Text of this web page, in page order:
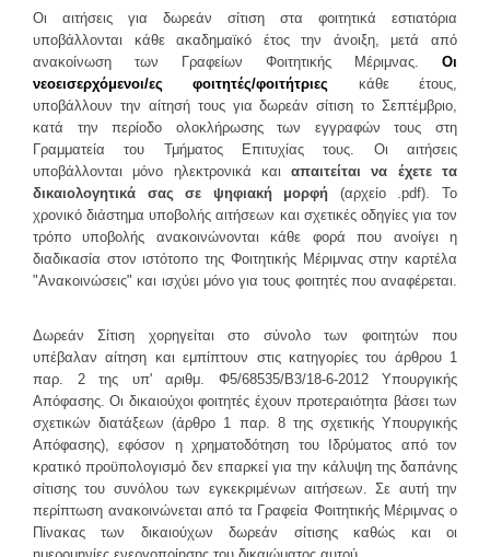
Συνήγορος του φοιτητή
Απασχόληση & Σταδιοδρομία
Διάφορα χρήσιμα
Φωτογραφικό Λεύκωμα
ΑΝΑΚΟΙΝΩΣΕΙΣ
ΕΠΙΚΟΙΝΩΝΊΑ
Προσωπικό
Φοιτητική Μέριμνα Ρεθύμνου
Συχνές Ερωτήσεις
Προτάσεις - Βελτιώσεις - Σκέψεις - Παράπονα
ΠΛΗΡΟΦΟΡΊΕΣ
Οι αιτήσεις για δωρεάν σίτιση στα φοιτητικά εστιατόρια
υποβάλλονται κάθε ακαδημαϊκό έτος την άνοιξη, μετά από
ανακοίνωση των Γραφείων Φοιτητικής Μέριμνας. Οι
νεοεισερχόμενοι/ες φοιτητές/φοιτήτριες κάθε έτους,
υποβάλλουν την αίτησή τους για δωρεάν σίτιση το Σεπτέμβριο,
κατά την περίοδο ολοκλήρωσης των εγγραφών τους στη
Γραμματεία του Τμήματος Επιτυχίας τους. Οι αιτήσεις
υποβάλλονται μόνο ηλεκτρονικά καιαπαιτείται να έχετε τα
δικαιολογητικά σας σε ψηφιακή μορφή (αρχείο .pdf). Το
χρονικό διάστημα υποβολής αιτήσεων και σχετικές οδηγίες για τον
τρόπο υποβολής ανακοινώνονται κάθε φορά που ανοίγει η
διαδικασία στον ιστότοπο της Φοιτητικής Μέριμνας στην καρτέλα
"Ανακοινώσεις" και ισχύει μόνο για τους φοιτητές που αναφέρεται.
Δωρεάν Σίτιση χορηγείται στο σύνολοτων φοιτητών που
υπέβαλαν αίτηση και εμπίπτουν στις κατηγορίες του άρθρου 1
παρ. 2 της υπ' αριθμ. Φ5/68535/Β3/18-6-2012 Υπουργικής
Απόφασης. Οι δικαιούχοι φοιτητές έχουν προτεραιότητα βάσει των
σχετικών διατάξεων (άρθρο 1 παρ. 8 της σχετικής Υπουργικής
Απόφασης), εφόσον η χρηματοδότηση του Ιδρύματος από τον
κρατικό προϋπολογισμό δεν επαρκεί για την κάλυψη της δαπάνης
σίτισης του συνόλου των εγκεκριμένων αιτήσεων. Σε αυτή την
περίπτωση ανακοινώνεται από τα Γραφεία Φοιτητικής Μέριμνας ο
Πίνακας των δικαιούχων δωρεάν σίτισης καθώς και οι